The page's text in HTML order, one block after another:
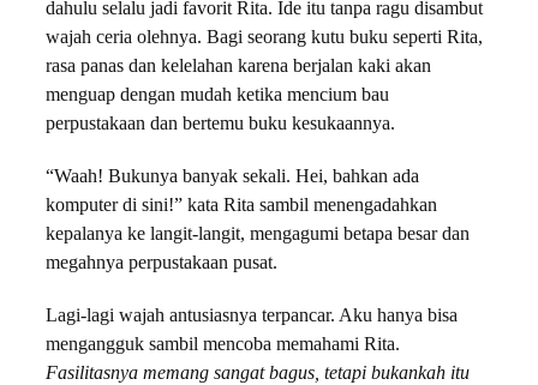
dahulu selalu jadi favorit Rita. Ide itu tanpa ragu disambut
wajah ceria olehnya. Bagi seorang kutu buku seperti Rita,
rasa panas dan kelelahan karena berjalan kaki akan
menguap dengan mudah ketika mencium bau
perpustakaan dan bertemu buku kesukaannya.
“Waah! Bukunya banyak sekali. Hei, bahkan ada
komputer di sini!” kata Rita sambil menengadahkan
kepalanya ke langit-langit, mengagumi betapa besar dan
megahnya perpustakaan pusat.
Lagi-lagi wajah antusiasnya terpancar. Aku hanya bisa
mengangguk sambil mencoba memahami Rita.
Fasilitasnya memang sangat bagus, tetapi bukankah itu